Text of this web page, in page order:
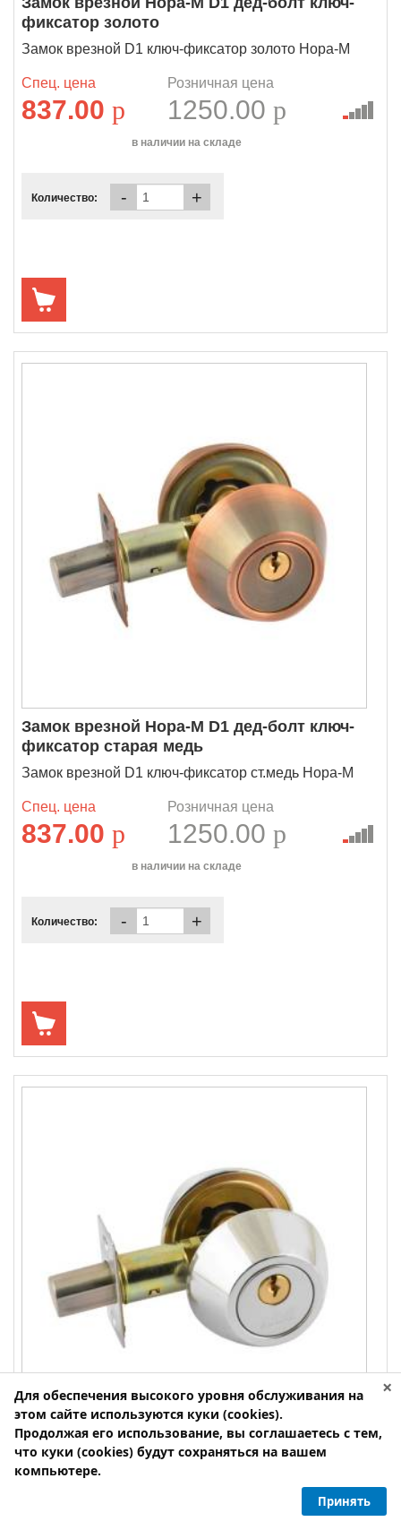
фиксатор золото
Замок врезной D1 ключ-фиксатор золото Нора-М
Спец. цена
837.00 p
Розничная цена
1250.00 p
в наличии на складе
Количество: - +
Замок врезной Нора-М D1 дед-болт ключ-
фиксатор старая медь
Замок врезной D1 ключ-фиксатор ст.медь Нора-М
Спец. цена
837.00 p
Розничная цена
1250.00 p
в наличии на складе
Количество: - +
Замок врезной Нора-М D1 дед-болт ключ-
фиксатор хром
Замок врезной D1 ключ-фиксатор хром Нора-М
×
Для обеспечения высокого уровня обслуживания на
этом сайте используются куки (cookies).
Продолжая его использование, вы соглашаетесь с тем,
что куки (cookies) будут сохраняться на вашем
компьютере.
Принять